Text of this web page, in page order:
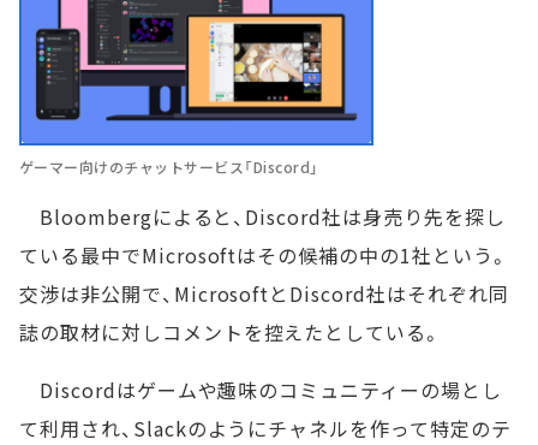
ゲーマー向けのチャットサービス「Discord」
Bloombergによると、Discord社は身売り先を探し
ている最中でMicrosoftはその候補の中の1社という。
交渉は非公開で、MicrosoftとDiscord社はそれぞれ同
誌の取材に対しコメントを控えたとしている。
Discordはゲームや趣味のコミュニティーの場とし
て利用され、Slackのようにチャネルを作って特定のテ